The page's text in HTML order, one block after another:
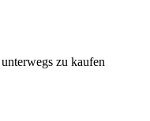
zu kaufen